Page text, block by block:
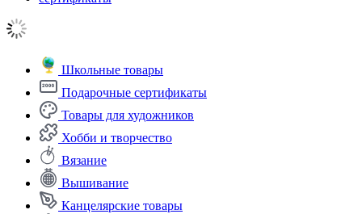
Школьные товары
Подарочные сертификаты
Товары для художников
Хобби и творчество
Вязание
Вышивание
Канцелярские товары